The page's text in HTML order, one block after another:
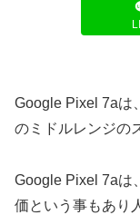
Google Pixel 7aは
のミドルレンジの
Google Pixel 7aは
価という事もあり